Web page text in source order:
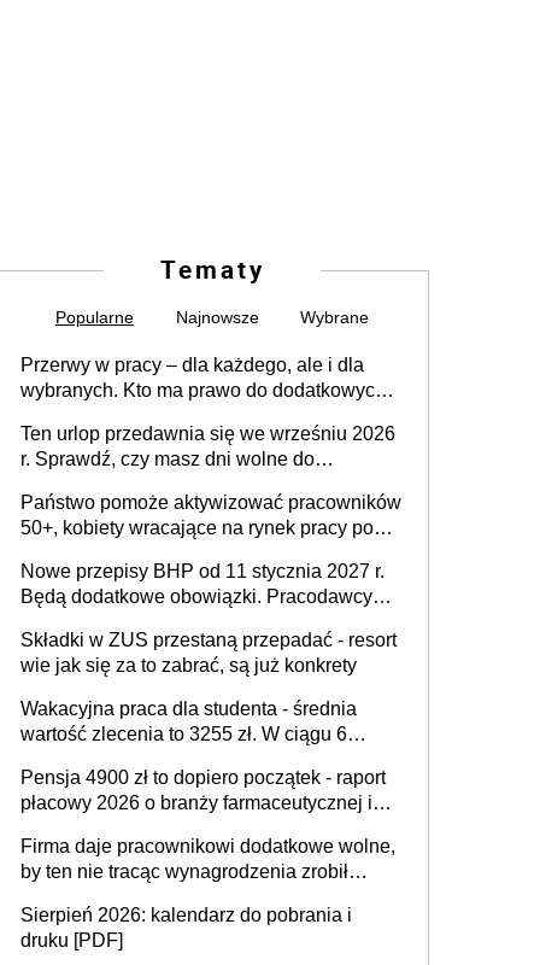
Tematy
Popularne Najnowsze Wybrane
Przerwy w pracy – dla każdego, ale i dla
wybranych. Kto ma prawo do dodatkowych
Ten urlop przedawnia się we wrześniu 2026
r. Sprawdź, czy masz dni wolne do
Państwo pomoże aktywizować pracowników
50+, kobiety wracające na rynek pracy po
osoby neuroatypowe. Powstanie Fundusz
na rzecz Inkluzywności w Zatrudnianiu?
Nowe przepisy BHP od 11 stycznia 2027 r.
Będą dodatkowe obowiązki. Pracodawcy
Składki w ZUS przestaną przepadać - resort
wie jak się za to zabrać, są już konkrety
Wakacyjna praca dla studenta - średnia
wartość zlecenia to 3255 zł. W ciągu 6
ponad 10,7 tys. zł
Pensja 4900 zł to dopiero początek - raport
płacowy 2026 o branży farmaceutycznej i
Firma daje pracownikowi dodatkowe wolne,
by ten nie tracąc wynagrodzenia zrobił
sprawdza
Sierpień 2026: kalendarz do pobrania i
druku [PDF]